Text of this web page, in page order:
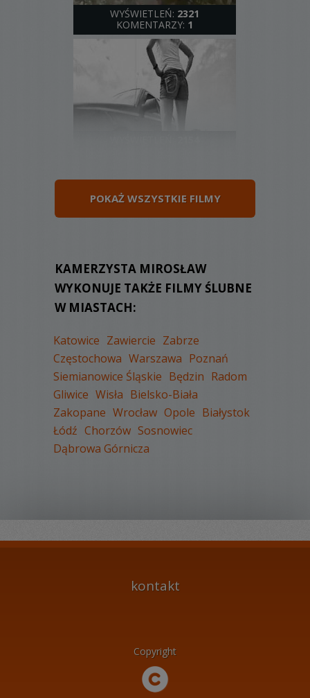
WYŚWIETLEŃ: 2321
KOMENTARZY: 1
WYŚWIETLEŃ:2105
KOMENTARZY:0
WYŚWIETLEŃ:2495
KOMENTARZY:1
KOMENTARZY:
POKAŻ WSZYSTKIE FILMY
KAMERZYSTA MIROSŁAW
WYKONUJE TAKŻE FILMY ŚLUBNE
W MIASTACH:
Katowice Zawiercie Zabrze
Częstochowa Warszawa Poznań
Siemianowice Śląskie Będzin Radom
Gliwice Wisła Bielsko-Biała
Zakopane Wrocław Opole Białystok
Łódź Chorzów Sosnowiec
Dąbrowa Górnicza
kontakt
Copyright